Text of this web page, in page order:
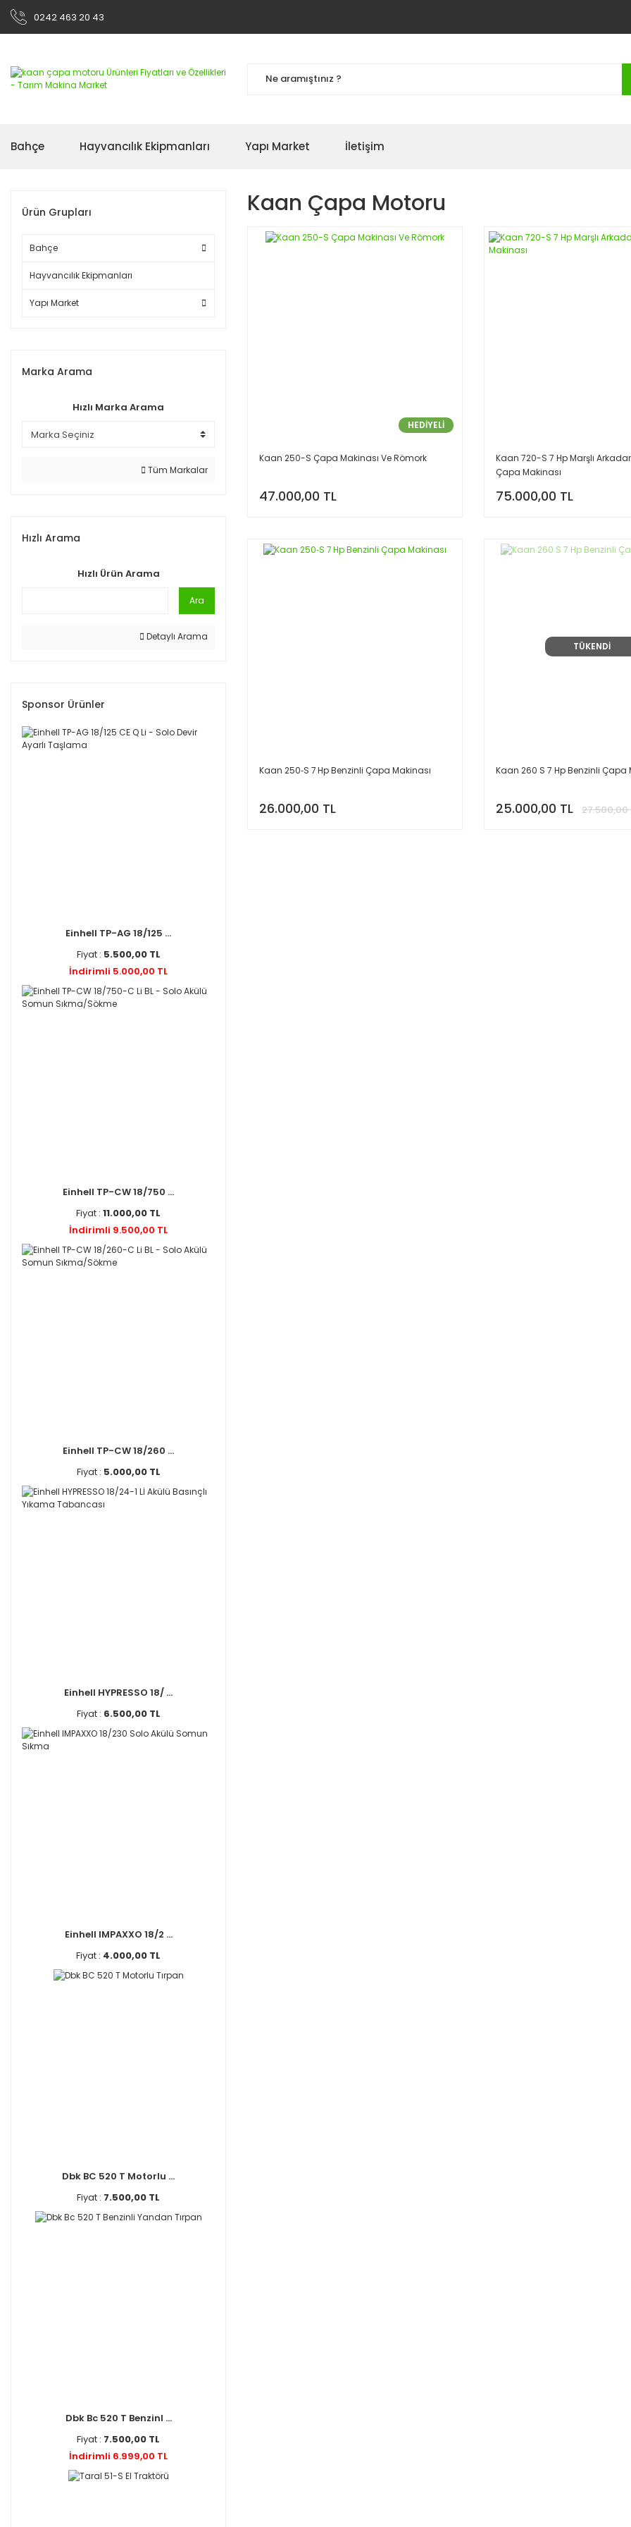
0242 463 20 43
Bahçe Hayvancılık Ekipmanları Yapı Market İletişim
Ürün Grupları
Bahçe
Hayvancılık Ekipmanları
Yapı Market
Marka Arama
Hızlı Marka Arama
Tüm Markalar
Hızlı Arama
Hızlı Ürün Arama
Ara
Detaylı Arama
Sponsor Ürünler
Einhell TP-AG 18/125 ...
Fiyat : 5.500,00 TL
İndirimli 5.000,00 TL
Einhell TP-CW 18/750 ...
Fiyat : 11.000,00 TL
İndirimli 9.500,00 TL
Einhell TP-CW 18/260 ...
Fiyat : 5.000,00 TL
Einhell HYPRESSO 18/ ...
Fiyat : 6.500,00 TL
Einhell IMPAXXO 18/2 ...
Fiyat : 4.000,00 TL
Dbk BC 520 T Motorlu ...
Fiyat : 7.500,00 TL
Dbk Bc 520 T Benzinl ...
Fiyat : 7.500,00 TL
İndirimli 6.999,00 TL
Kaan Çapa Motoru
HEDİYELİ
Kaan 250-S Çapa Makinası Ve Römork
47.000,00 TL
Kaan 720-S 7 Hp Marşlı
Çapa Makinası
75.000,00 TL
Kaan 250‑S 7 Hp Benzinli Çapa Makinası
26.000,00 TL
TÜKENDİ
Kaan 260 S 7 Hp Benzinli Çapa
25.000,00 TL 27.500,00